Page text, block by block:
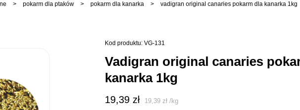
> pokarm dla ptaków > pokarm dla kanarka > vadigran original canaries pokarm dla kanarka 1kg
Kod produktu: VG-131
vadigran original canaries pokarm dla
kanarka 1kg
19,39 zł 19,39 zł /kg